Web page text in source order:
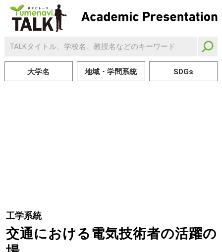
大学名 地域・学問系統 SDGs
工学系統
交通における電気技術者の活躍の